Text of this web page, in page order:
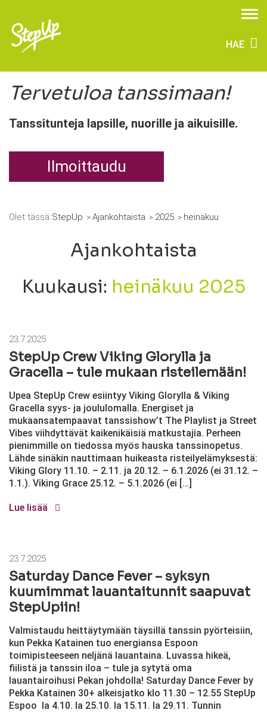
HAE
Tervetuloa tanssimaan!
Tanssitunteja lapsille, nuorille ja aikuisille.
Ilmoittaudu
Olet tässä:StepUp Ajankohtaista 2025 heinäkuu
Ajankohtaista
Kuukausi: heinäkuu 2025
23.7.2025
StepUp Crew Viking Glorylla ja
Gracella – tule mukaan risteilemään!
Upea StepUp Crew esiintyy Viking Glorylla & Viking
Gracella syys- ja joululomalla. Energiset ja
mukaansatempaavat tanssishow’t The Playlist ja Street
Vibes viihdyttävät kaikenikäisiä matkustajia. Perheen
pienimmille on tiedossa myös hauska tanssinopetus.
Lähde sinäkin nauttimaan huikeasta risteilyelämyksestä:
Viking Glory 11.10. – 2.11. ja 20.12. – 6.1.2026 (ei 31.12. –
1.1.). Viking Grace 25.12. – 5.1.2026 (ei […]
Lue lisää
23.7.2025
Saturday Dance Fever – syksyn
kuumimmat lauantaitunnit saapuvat
StepUpiin!
Valmistaudu heittäytymään täysillä tanssin pyörteisiin,
kun Pekka Katainen tuo energiansa Espoon
toimipisteeseen neljänä lauantaina. Luvassa hikeä,
fiilistä ja tanssin iloa – tule ja sytytä oma
lauantairoihusi Pekan johdolla! Saturday Dance Fever by
Pekka Katainen 30+ alkeisjatko klo 11.30 – 12.55 StepUp
Espoo la 4.10. la 25.10. la 15.11. la 29.11. Tunnin